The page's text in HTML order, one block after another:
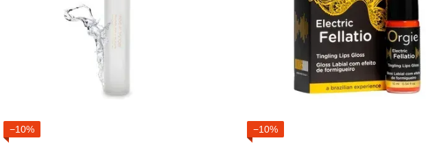
−10% −10%